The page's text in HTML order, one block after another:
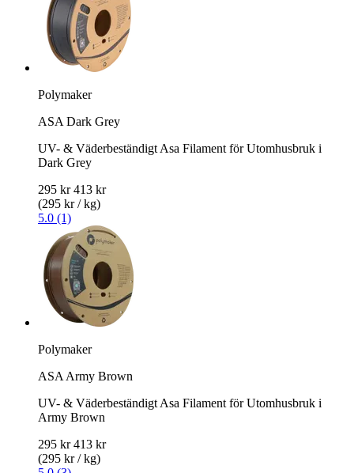
Polymaker
ASA Dark Grey
UV- & Väderbeständigt Asa Filament för Utomhusbruk i
Dark Grey
295 kr 413 kr
(295 kr / kg)
5.0 (1)
Polymaker
ASA Army Brown
UV- & Väderbeständigt Asa Filament för Utomhusbruk i
Army Brown
295 kr 413 kr
(295 kr / kg)